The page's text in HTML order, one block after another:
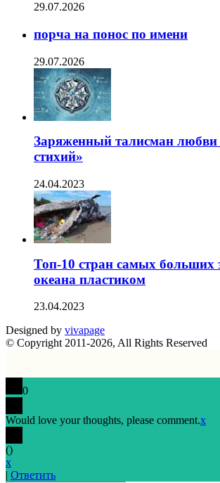
29.07.2026
порча на понос по имени
29.07.2026
Заряженный талисман любви
стихий»
24.04.2023
Топ-10 стран самых больших
океана пластиком
23.04.2023
Designed by vivapage
© Copyright 2011-2026, All Rights Reserved
0
Would love your thoughts, please comment.x
()
x
| Ответить